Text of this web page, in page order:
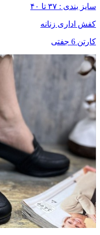
سایز بندی : ۳۷ تا ۴۰
کفش اداری زنانه
کارتن 6 جفتی